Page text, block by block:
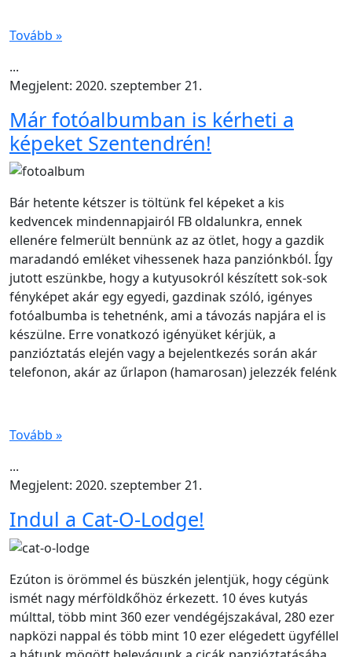
Tovább »
...
Megjelent: 2020. szeptember 21.
Már fotóalbumban is kérheti a
képeket Szentendrén!
Bár hetente kétszer is töltünk fel képeket a kis
kedvencek mindennapjairól FB oldalunkra, ennek
ellenére felmerült bennünk az az ötlet, hogy a gazdik
maradandó emléket vihessenek haza panziónkból. Így
jutott eszünkbe, hogy a kutyusokról készített sok-sok
fényképet akár egy egyedi, gazdinak szóló, igényes
fotóalbumba is tehetnénk, ami a távozás napjára el is
készülne. Erre vonatkozó igényüket kérjük, a
panzióztatás elején vagy a bejelentkezés során akár
telefonon, akár az űrlapon (hamarosan) jelezzék felénk
Tovább »
...
Megjelent: 2020. szeptember 21.
Indul a Cat-O-Lodge!
Ezúton is örömmel és büszkén jelentjük, hogy cégünk
ismét nagy mérföldkőhöz érkezett. 10 éves kutyás
múlttal, több mint 360 ezer vendégéjszakával, 280 ezer
napközi nappal és több mint 10 ezer elégedett ügyféllel